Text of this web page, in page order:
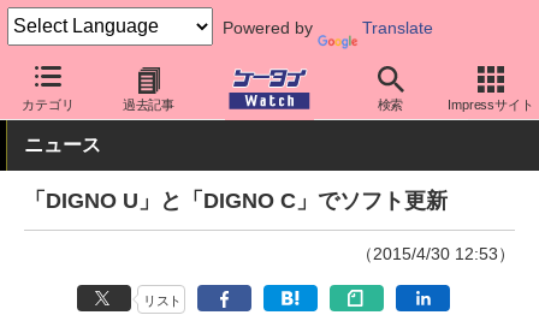
Powered by Translate
カテゴリ 過去記事 検索 Impressサイト
ケータイ Watch キャリア ソフトバンク ソフト更新
ニュース
「DIGNO U」と「DIGNO C」でソフト更新
（2015/4/30 12:53）
リスト